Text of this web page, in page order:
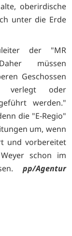
oberirdische
unter die Erde
der "MR
müssen
Geschossen
verlegt oder
werden."
die "E-Regio"
um, wenn
und vorbereitet
schon im
pp/Agentur